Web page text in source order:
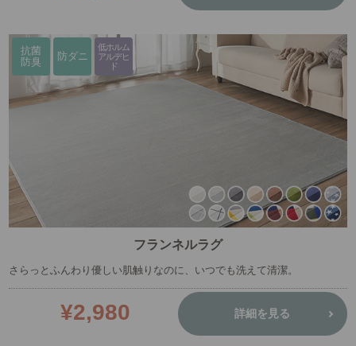
抗菌
防臭
防ダニ
低ホルム
アルデヒ
ド
フランネルラグ
さらっとふんわり優しい肌触りなのに、いつでも洗えて清潔。
¥2,980 詳細を見る